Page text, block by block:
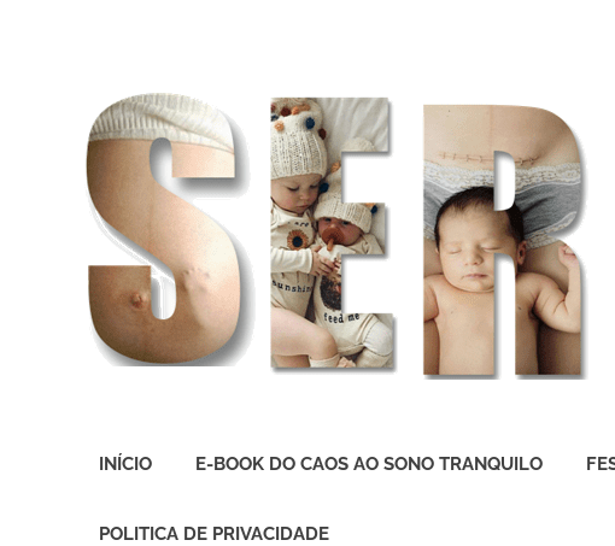
presente
INÍCIO E-BOOK DO CAOS AO SONO TRANQUILO
POLITICA DE PRIVACIDADE